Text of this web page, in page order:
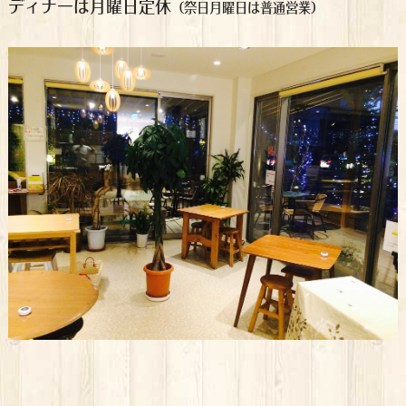
ディナーは月曜日定休（祭日月曜日は普通営業）